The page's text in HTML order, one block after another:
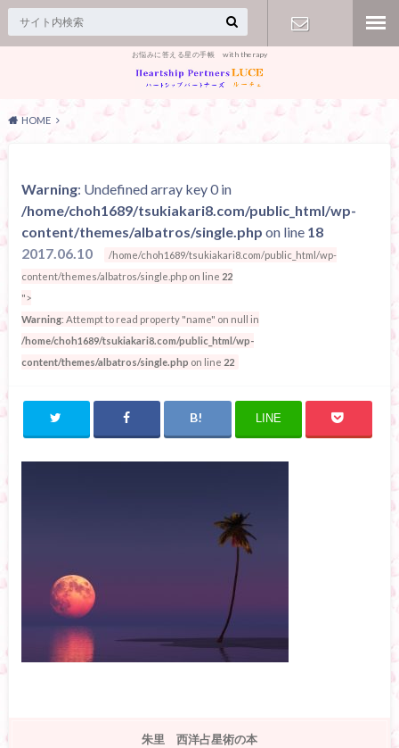
お悩みに答える星の手帳 with therapy
せ】
HOME
Warning: Undefined array key 0 in
/home/choh1689/tsukiakari8.com/public_html/wp-
content/themes/albatros/single.php on line 18
2017.06.10
/home/choh1689/tsukiakari8.com/public_html/wp-
content/themes/albatros/single.php on line 22
">
Warning: Attempt to read property "name" on null in
/home/choh1689/tsukiakari8.com/public_html/wp-
content/themes/albatros/single.php on line 22
LINE
朱里 西洋占星術の本